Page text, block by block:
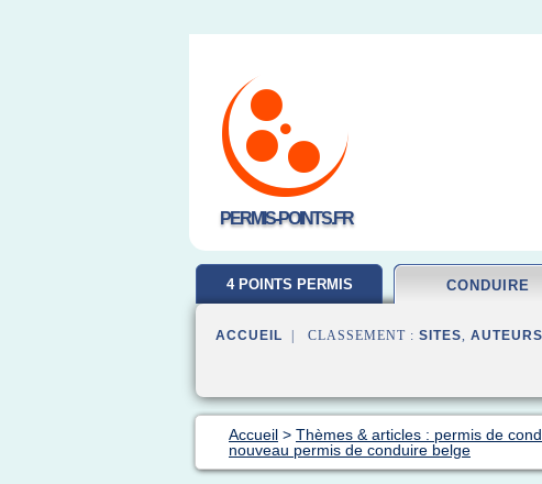
PERMIS-POINTS.FR
4 POINTS PERMIS CONDUIRE
ACCUEIL | CLASSEMENT : SITES,
Accueil > Thèmes & articles : permis de
nouveau permis de conduire belge